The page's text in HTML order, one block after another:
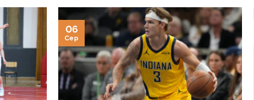
06
Сер